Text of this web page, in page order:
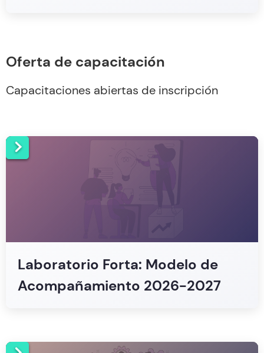
Oferta de capacitación
Capacitaciones abiertas de inscripción
Laboratorio Forta: Modelo de
Acompañamiento 2026-2027